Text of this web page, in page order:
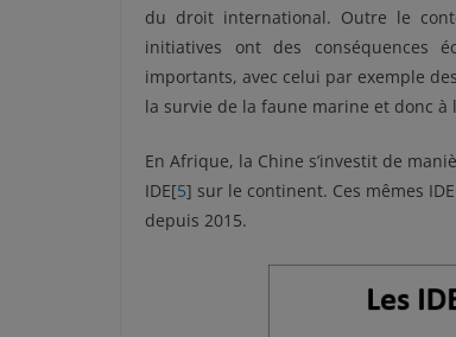
du droit international. Outre le
initiatives ont des conséquences
importants, avec celui par exemple
la survie de la faune marine et donc
En Afrique, la Chine s’investit de
IDE[5] sur le continent. Ces mêmes
depuis 2015.